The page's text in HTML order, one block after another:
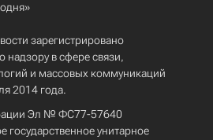
зарегистрировано
надзору в сфере связи,
и массовых коммуникаций
2014 года.
Эл № ФС77-57640
государственное унитарное